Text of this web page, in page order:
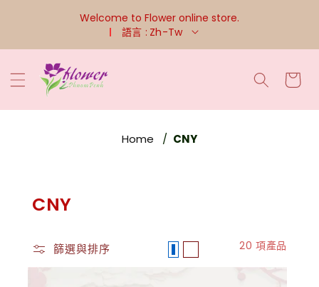
Welcome to Flower online store.
語言 : Zh-Tw
物
Home CNY
商
系
CNY
篩選與排序 20 項產品